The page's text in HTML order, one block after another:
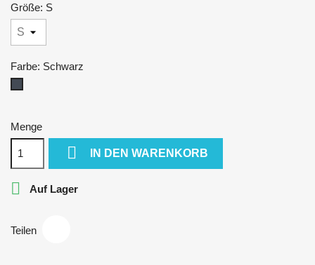
Größe: S
Farbe: Schwarz
Menge
 IN DEN WARENKORB
 Auf Lager
Teilen